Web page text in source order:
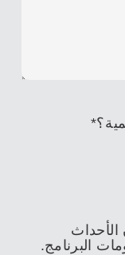
*
الأحداث
البرنامج.